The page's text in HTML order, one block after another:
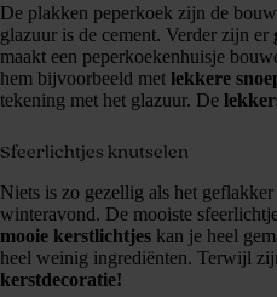
De plakken peperkoek zijn de
glazuur is de cement. Verder zijn er
maakt een peperkoekenhuisje
hem bijvoorbeeld met lekkere
tekening met het glazuur. De
Sfeerlichtjes knutselen
Niets is zo gezellig als het
winteravond. De mooiste
mooie kerstlichtjes kan je heel
heel weinig ingrediënten. Terwijl
kerstdecoratie!